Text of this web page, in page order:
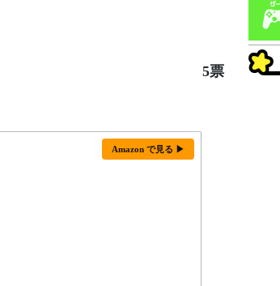
5票
Amazon で見る ▶